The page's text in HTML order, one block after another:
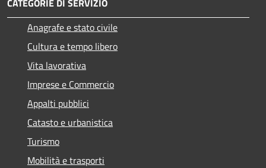
Anagrafe e stato civile
Cultura e tempo libero
Vita lavorativa
Imprese e Commercio
Appalti pubblici
Catasto e urbanistica
Turismo
Mobilità e trasporti